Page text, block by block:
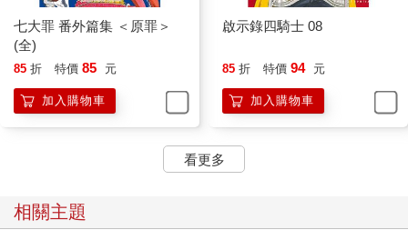
七大罪 番外篇集 ＜原罪＞
(全)
85 折 特價 85 元
加入購物車
啟示錄四騎士 08
85 折 特價 94 元
加入購物車
看更多
相關主題